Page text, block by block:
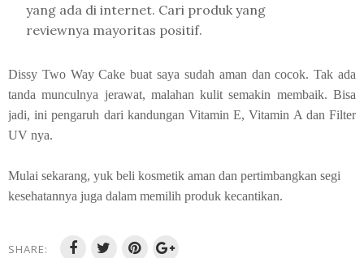
yang ada di internet. Cari produk yang
reviewnya mayoritas positif.
Dissy Two Way Cake buat saya sudah aman dan cocok. Tak ada
tanda munculnya jerawat, malahan kulit semakin membaik. Bisa
jadi, ini pengaruh dari kandungan Vitamin E, Vitamin A dan Filter
UV nya.
Mulai sekarang, yuk beli kosmetik aman dan pertimbangkan segi
kesehatannya juga dalam memilih produk kecantikan.
SHARE: